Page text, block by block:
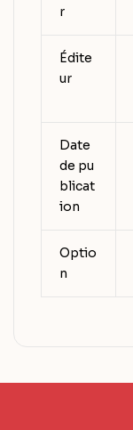
r
Édite
ur
Date
de pu
blicat
ion
Optio
n